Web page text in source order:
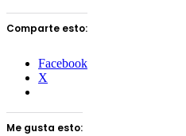
Comparte esto:
Facebook
X
Me gusta esto: